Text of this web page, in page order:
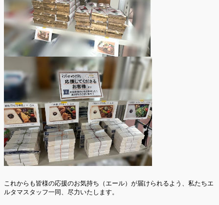
これからも皆様の応援のお気持ち（エール）が届けられるよう、私たちエ
ルタマスタッフ一同、尽力いたします。